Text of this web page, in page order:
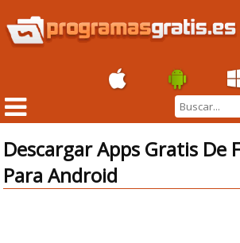
Descargar Apps Gratis De
Para Android